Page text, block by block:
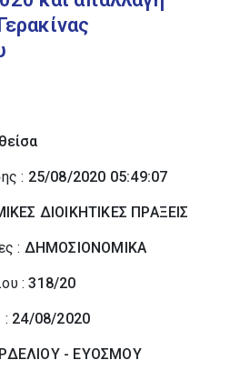
: 25/08/2020 05:49:07
ΔΙΟΙΚΗΤΙΚΕΣ ΠΡΑΞΕΙΣ
: ΔΗΜΟΣΙΟΝΟΜΙΚΑ
:318/20
: 24/08/2020
- ΕΥΟΣΜΟΥ